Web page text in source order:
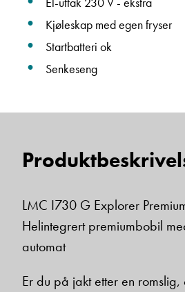
Kjøleskap med egen fryser
Startbatteri ok
Senkeseng
LMC I730 G Explorer
Helintegrert premiumbobil
automat
Er du på jakt etter en romslig,